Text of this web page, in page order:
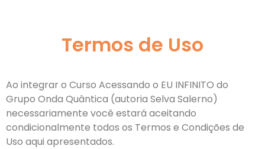
Termos de Uso
Ao integrar o Curso Acessando o EU INFINITO do
Grupo Onda Quântica (autoria Selva Salerno)
necessariamente você estará aceitando
condicionalmente todos os Termos e Condições de
Uso aqui apresentados.